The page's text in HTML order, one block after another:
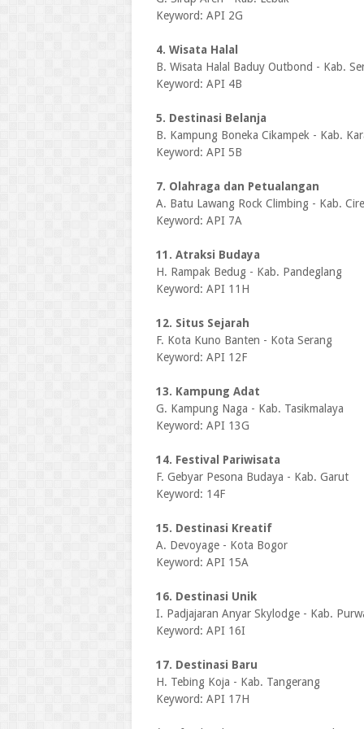
Keyword: API 2G
4. Wisata Halal
B. Wisata Halal Baduy Outbond - Kab.
Keyword: API 4B
5. Destinasi Belanja
B. Kampung Boneka Cikampek - Kab.
Keyword: API 5B
7. Olahraga dan Petualangan
A. Batu Lawang Rock Climbing - Kab.
Keyword: API 7A
11. Atraksi Budaya
H. Rampak Bedug - Kab. Pandeglang
Keyword: API 11H
12. Situs Sejarah
F. Kota Kuno Banten - Kota Serang
Keyword: API 12F
13. Kampung Adat
G. Kampung Naga - Kab. Tasikmalaya
Keyword: API 13G
14. Festival Pariwisata
F. Gebyar Pesona Budaya - Kab. Garut
Keyword: 14F
15. Destinasi Kreatif
A. Devoyage - Kota Bogor
Keyword: API 15A
16. Destinasi Unik
I. Padjajaran Anyar Skylodge - Kab.
Keyword: API 16I
17. Destinasi Baru
H. Tebing Koja - Kab. Tangerang
Keyword: API 17H